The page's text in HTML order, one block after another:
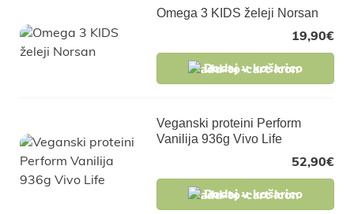
Omega 3 KIDS želeji Norsan
19,90€
Dodaj v košarico
Veganski proteini Perform
Vanilija 936g Vivo Life
52,90€
Dodaj v košarico